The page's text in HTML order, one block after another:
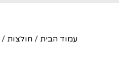
עמוד הבית / חולצות /